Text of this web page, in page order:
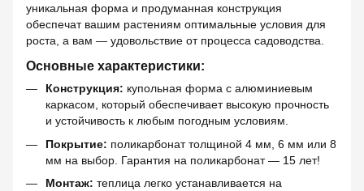
уникальная форма и продуманная конструкция
обеспечат вашим растениям оптимальные условия для
роста, а вам — удовольствие от процесса садоводства.
Основные характеристики:
Конструкция: купольная форма с алюминиевым
каркасом, который обеспечивает высокую прочность
и устойчивость к любым погодным условиям.
Покрытие: поликарбонат толщиной 4 мм, 6 мм или 8
мм на выбор. Гарантия на поликарбонат — 15 лет!
Монтаж: теплица легко устанавливается на